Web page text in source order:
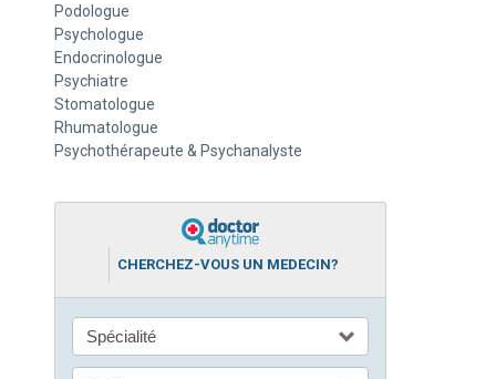
Podologue
Psychologue
Endocrinologue
Psychiatre
Stomatologue
Rhumatologue
Psychothérapeute & Psychanalyste
CHERCHEZ-VOUS UN MEDECIN?